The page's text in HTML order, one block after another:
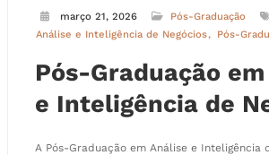
março 21, 2026
Pós-Graduação
Análise e Inteligência de Negócios
Pós-
Pós-Graduação
e Inteligência de
A Pós-Graduação em Análise e Inteligência